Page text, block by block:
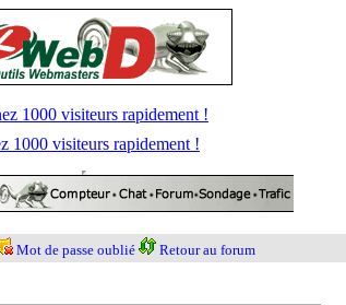
1000 visiteurs rapidement !
1000 visiteurs rapidement !
Mot de passe oublié Retour au forum